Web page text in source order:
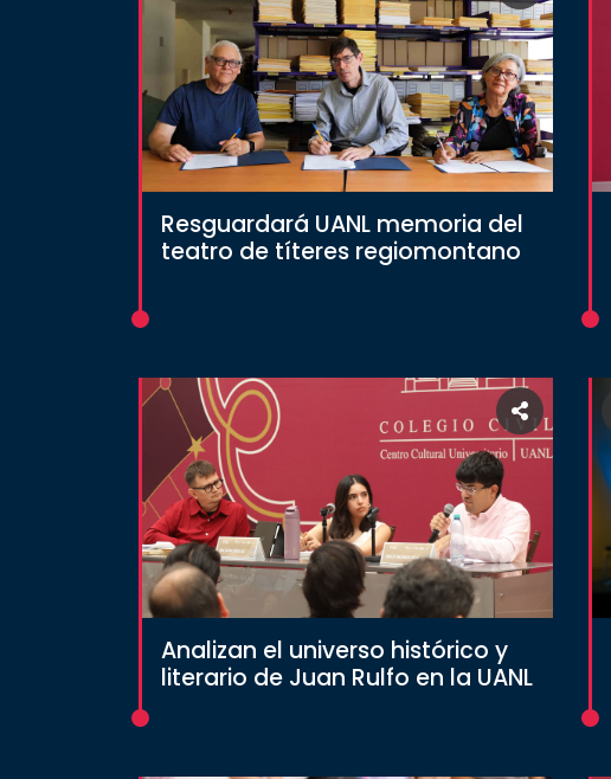
Internacionalización
Resguardará UANL memoria del
teatro de títeres regiomontano
Analizan el universo histórico y
literario de Juan Rulfo en la UANL